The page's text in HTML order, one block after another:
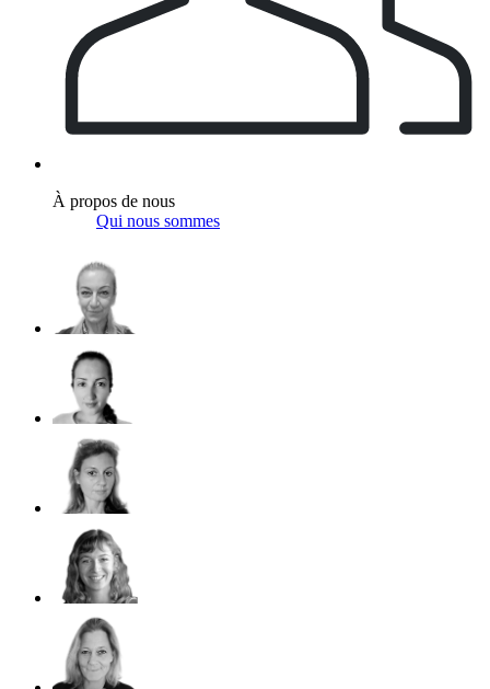
À propos de nous
Qui nous sommes